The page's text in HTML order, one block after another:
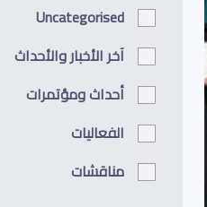
Uncategorised
آخر الأخبار والأحداث
أحداث ومؤتمرات
الفعاليات
مناقشات